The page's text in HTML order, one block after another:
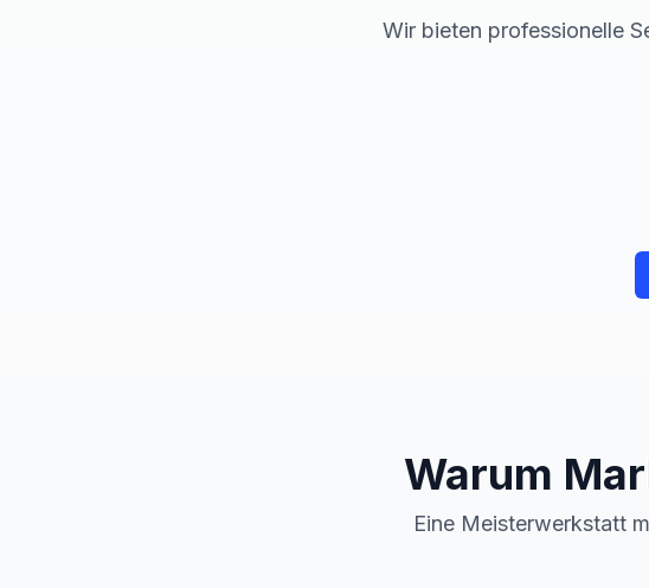
Wir bieten professionelle
Warum
Eine Meisterwerkstatt